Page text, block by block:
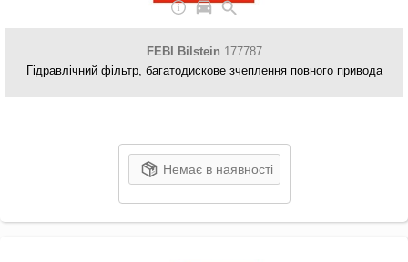
FEBI Bilstein 177787
Гідравлічний фільтр, багатодискове зчеплення повного привода
Немає в наявності